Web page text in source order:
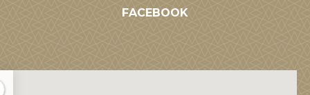
FACEBOOK